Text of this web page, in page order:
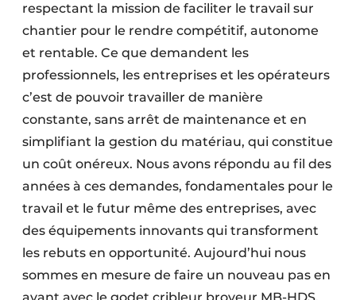
respectant la mission de faciliter le travail sur
chantier pour le rendre compétitif, autonome
et rentable. Ce que demandent les
professionnels, les entreprises et les opérateurs
c’est de pouvoir travailler de manière
constante, sans arrêt de maintenance et en
simplifiant la gestion du matériau, qui constitue
un coût onéreux. Nous avons répondu au fil des
années à ces demandes, fondamentales pour le
travail et le futur même des entreprises, avec
des équipements innovants qui transforment
les rebuts en opportunité. Aujourd’hui nous
sommes en mesure de faire un nouveau pas en